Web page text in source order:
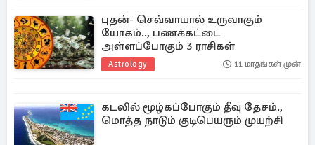
புதன்- செவ்வாயால் உருவாகும்
யோகம்.., பணக்கட்டை
அள்ளப்போகும் 3 ராசிகள்
Astrology 11 மாதங்கள் முன்
கடலில் மூழ்கப்போகும் தீவு தேசம்.,
மொத்த நாடும் குடிபெயரும் முயற்சி